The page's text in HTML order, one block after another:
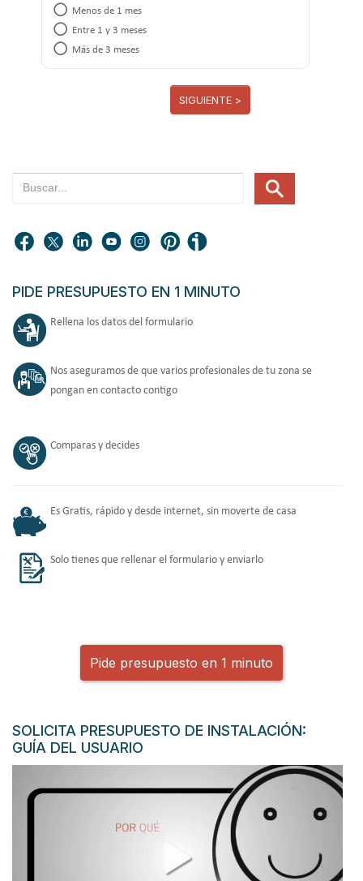
Menos de 1 mes
Entre 1 y 3 meses
Más de 3 meses
SIGUIENTE >
PIDE PRESUPUESTO EN 1 MINUTO
Rellena los datos del formulario
Nos aseguramos de que varios profesionales de tu zona se
pongan en contacto contigo
Comparas y decides
Es Gratis, rápido y desde internet, sin moverte de casa
Solo tienes que rellenar el formulario y enviarlo
Pide presupuesto en 1 minuto
SOLICITA PRESUPUESTO DE INSTALACIÓN:
GUÍA DEL USUARIO